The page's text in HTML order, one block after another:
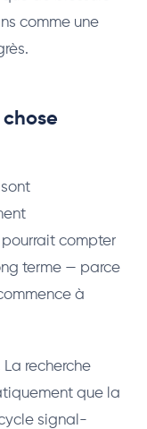
comme une
compter
terme — parce
à
La recherche
que la
signal-